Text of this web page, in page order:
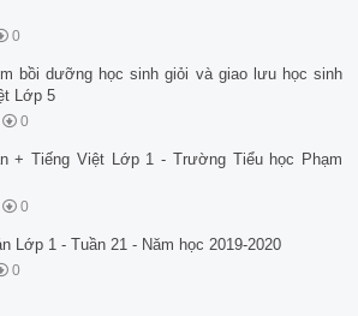
0
bồi dưỡng học sinh giỏi và giao lưu học sinh
Lớp 5
0
+ Tiếng Việt Lớp 1 - Trường Tiểu học Phạm
0
Lớp 1 - Tuần 21 - Năm học 2019-2020
0